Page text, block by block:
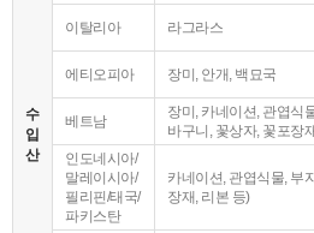
수
입
산
이탈리아 라그라스
에티오피아 장미, 안개, 백묘국
베트남
장미, 카네이션, 관엽식
바구니, 꽃상자, 꽃포장
인도네시아/
말레이시아/
필리핀/태국/
파키스탄
카네이션, 관엽식물, 부
장재, 리본 등)